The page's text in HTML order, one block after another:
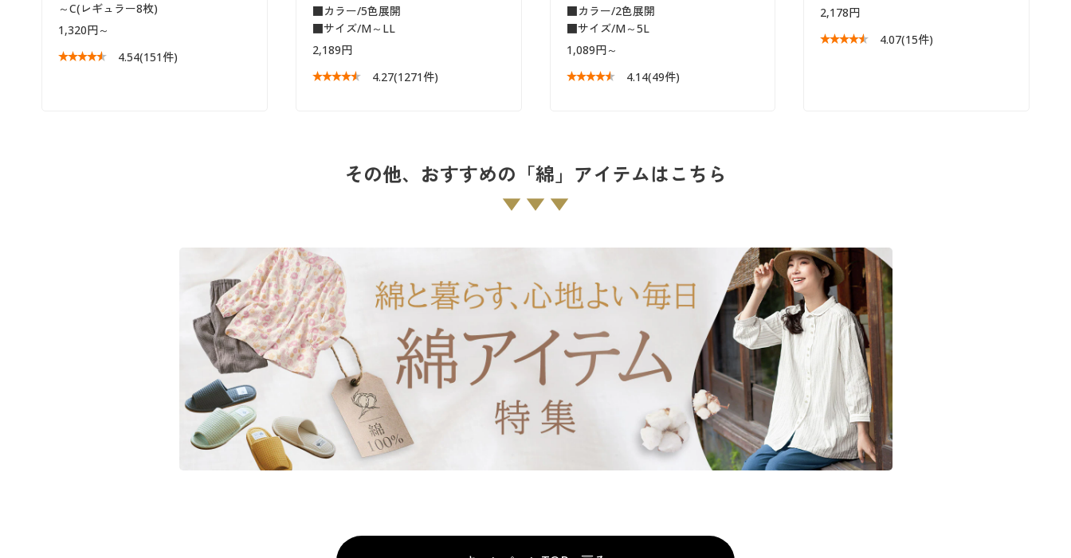
～C(レギュラー8枚)
1,320円～
4.54(151件)
■カラー/5色展開
■サイズ/M～LL
2,189円
4.27(1271件)
■カラー/2色展開
■サイズ/M～5L
1,089円～
4.14(49件)
2,178円
4.07(15件)
その他、おすすめの「綿」アイテムはこちら
▼ ▼ ▼